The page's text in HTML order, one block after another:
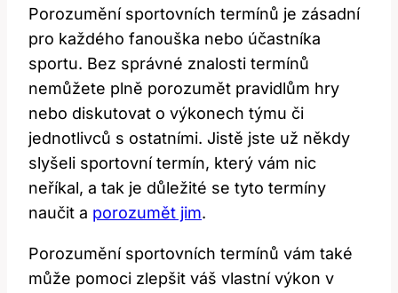
Porozumění sportovních termínů je zásadní
pro každého fanouška nebo účastníka
sportu. Bez správné znalosti termínů
nemůžete plně porozumět pravidlům hry
nebo diskutovat o výkonech týmu či
jednotlivců s ostatními. Jistě jste už někdy
slyšeli sportovní termín, který vám nic
neříkal, a tak je důležité se tyto termíny
naučit a porozumět jim.
Porozumění sportovních termínů vám také
může pomoci zlepšit váš vlastní výkon v